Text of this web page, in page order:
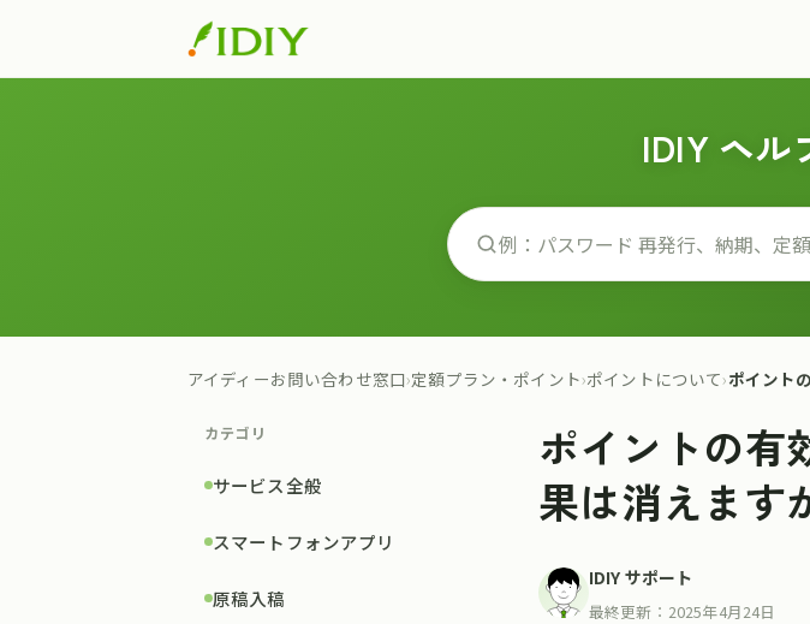
IDIY ヘル
アイディーお問い合わせ窓口›定額プラン・ポイント›ポイントについて›ポイント
カテゴリ
サービス全般
スマートフォンアプリ
原稿入稿
ポイントの有
果は消えます
IDIY サポート
最終更新： 2025年4月24日